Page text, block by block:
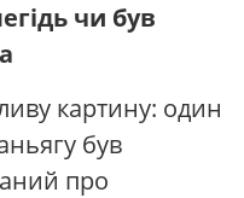
чи був
картину: один
був
про